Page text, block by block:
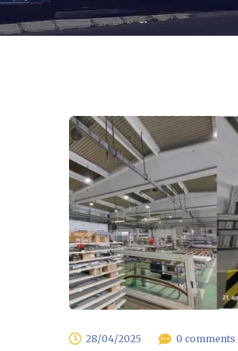
28/04/2025 0 comments